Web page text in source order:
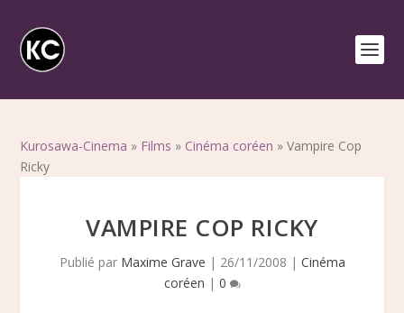
Kurosawa-Cinema » Films » Cinéma coréen »Vampire Cop
Ricky
VAMPIRE COP RICKY
Publié par Maxime Grave | 26/11/2008 | Cinéma
coréen | 0